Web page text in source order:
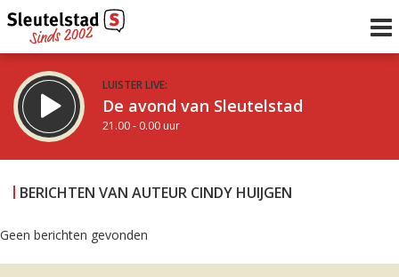
LUISTER LIVE:
De avond van Sleutelstad
21.00 - 0.00 uur
De nacht van Sleutelstad
BERICHTEN VAN AUTEUR CINDY HUIJGEN
Geen berichten gevonden